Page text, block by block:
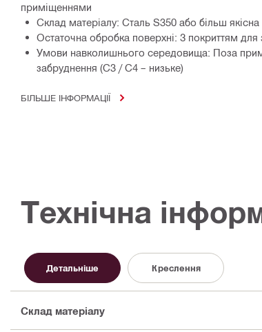
приміщеннями
Склад матеріалу: Сталь S350 або більш якісна
Остаточна обробка поверхні: З покриттям
Умови навколишнього середовища: Поза
забруднення (C3 / C4 – низьке)
БІЛЬШЕ ІНФОРМАЦІЇ
Технічна
Детальніше Креслення
Склад матеріалу